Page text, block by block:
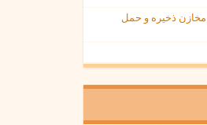
ذخیره و حمل